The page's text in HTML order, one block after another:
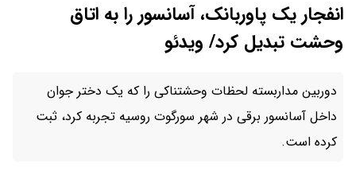
آسانسور را به اتاق
ویدئو
وحشتناکی را که یک دختر جوان
سورگوت روسیه تجربه کرد، ثبت